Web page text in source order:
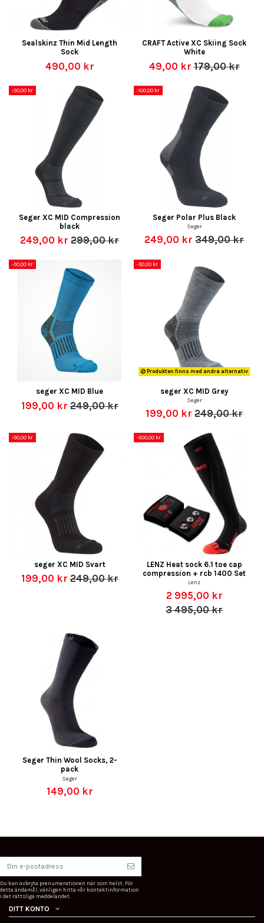
Sealskinz Thin Mid Length
Sock
490,00 kr
CRAFT Active XC Skiing Sock
White
49,00 kr179,00 kr
-50,00 kr
Seger XC MID Compression
black
249,00 kr299,00 kr
-100,00 kr
Seger Polar Plus Black
Seger
249,00 kr349,00 kr
-50,00 kr
seger XC MID Blue
199,00 kr249,00 kr
-50,00 kr
Produkten finns med andra alternativ
seger XC MID Grey
Seger
199,00 kr249,00 kr
-50,00 kr
seger XC MID Svart
199,00 kr249,00 kr
-500,00 kr
LENZ Heat sock 6.1 toe cap
compression + rcb 1400 Set
Lenz
2 995,00 kr
3 495,00 kr
Seger Thin Wool Socks, 2-
pack
Seger
149,00 kr
Du kan avbryta prenumerationen när som helst. För
detta ändamål, vänligen hitta vår kontaktinformation
i det rättsliga meddelandet.
DITT KONTO